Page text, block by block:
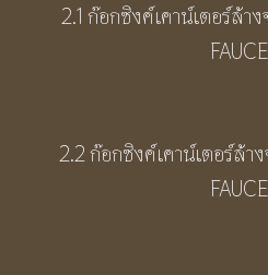
2.1 ก๊อกซิงค์เคาน์เตอร์ล้า
2.2 ก๊อกซิงค์เคาน์เตอร์ล้า